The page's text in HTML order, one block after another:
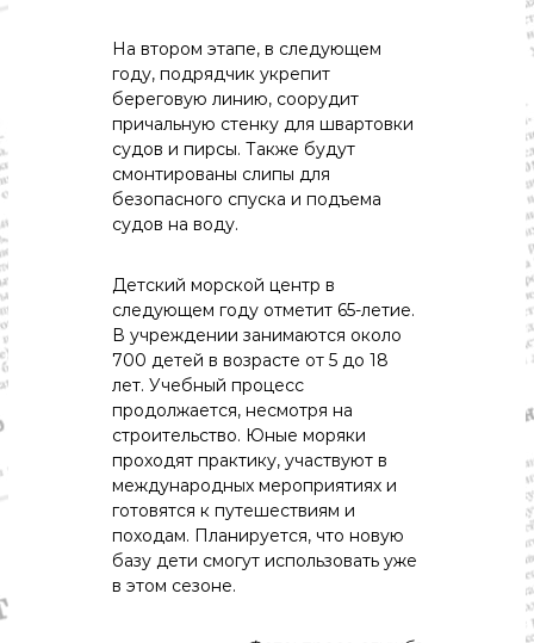
На втором этапе, в следующем
году, подрядчик укрепит
береговую линию, соорудит
причальную стенку для швартовки
судов и пирсы. Также будут
смонтированы слипы для
безопасного спуска и подъема
судов на воду.
Детский морской центр в
следующем году отметит 65-летие.
В учреждении занимаются около
700 детей в возрасте от 5 до 18
лет. Учебный процесс
продолжается, несмотря на
строительство. Юные моряки
проходят практику, участвуют в
международных мероприятиях и
готовятся к путешествиям и
походам. Планируется, что новую
базу дети смогут использовать уже
в этом сезоне.